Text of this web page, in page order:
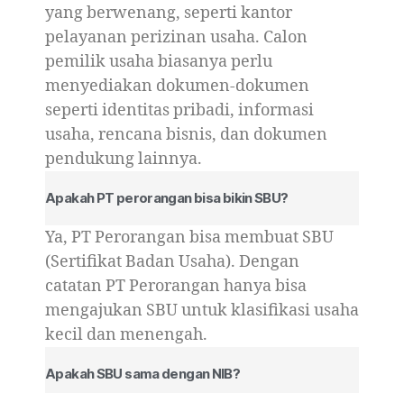
yang berwenang, seperti kantor
pelayanan perizinan usaha. Calon
pemilik usaha biasanya perlu
menyediakan dokumen-dokumen
seperti identitas pribadi, informasi
usaha, rencana bisnis, dan dokumen
pendukung lainnya.
Apakah PT perorangan bisa bikin SBU?
Ya, PT Perorangan bisa membuat SBU
(Sertifikat Badan Usaha). Dengan
catatan PT Perorangan hanya bisa
mengajukan SBU untuk klasifikasi usaha
kecil dan menengah.
Apakah SBU sama dengan NIB?